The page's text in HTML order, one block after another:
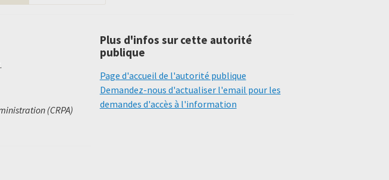
.
(CRPA)
Plus d'infos sur cette autorité
publique
Page d'accueil de l'autorité publique
Demandez-nous d'actualiser l'email pour les
demandes d'accès à l'information